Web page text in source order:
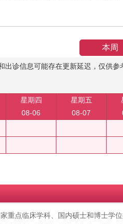
本周
出诊信息可能存在更新延迟，仅供
星期四
08-06
星期五
08-07
重点临床学科、国内硕士和博士学